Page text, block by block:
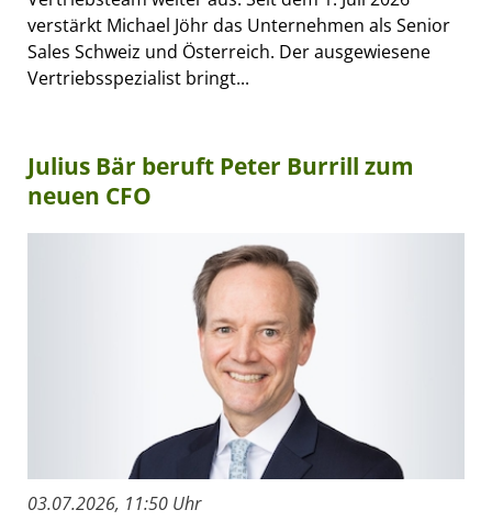
verstärkt Michael Jöhr das Unternehmen als Senior
Sales Schweiz und Österreich. Der ausgewiesene
Vertriebsspezialist bringt...
Julius Bär beruft Peter Burrill zum
neuen CFO
03.07.2026, 11:50 Uhr